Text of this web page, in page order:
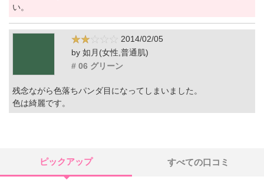
い。
2014/02/05
by 如月(女性,普通肌)
# 06 グリーン
残念ながら色落ちパンダ目になってしまいました。
色は綺麗です。
ピックアップ すべての口コミ